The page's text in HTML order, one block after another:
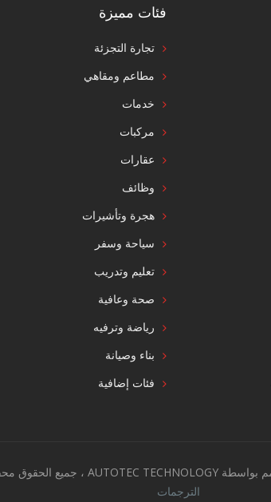
فئات مميزة
تجارة التجزئة
مطاعم ومقاهي
خدمات
مركبات
عقارات
وظائف
هجرة وتأشيرات
سياحة وسفر
تعليم وتدريب
صحة وعافية
رياضة وترفيه
بناء وصيانة
فئات إضافية
الترجمات